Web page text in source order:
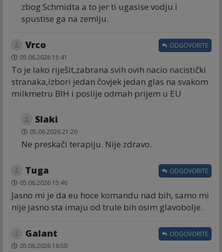
zbog Schmidta a to jer ti ugasise vodju i
spustise ga na zemlju.
Vrco
05.06.2026 15:41
To je lako riješit,zabrana svih ovih nacio nacistički
stranaka,izbori jedan čovjek jedan glas na svakom
milkmetru BIH i poslije odmah prijem u EU
ODGOVORITE
Slaki
05.06.2026 21:20
Ne preskači terapiju. Nije zdravo.
Tuga
05.06.2026 15:46
Jasno mi je da eu hoce komandu nad bih, samo mi
nije jasno sta imaju od trule bih osim glavobolje.
ODGOVORITE
Galant
05.06.2026 16:50
ODGOVORITE